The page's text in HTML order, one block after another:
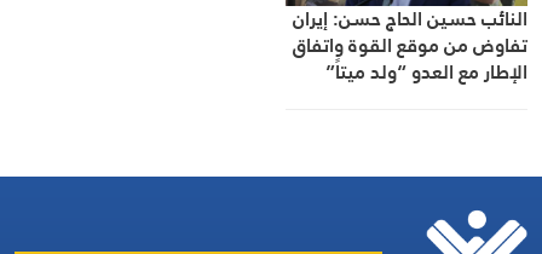
النائب حسين الحاج حسن: إيران
تفاوض من موقع القوة واتفاق
الإطار مع العدو “ولد ميتاً”